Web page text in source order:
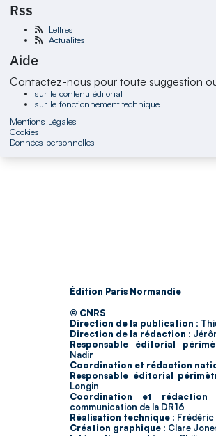
Rss
Lettres
Actualités
Aide
Contactez-nous pour toute suggestion
sur le contenu éditorial
sur le fonctionnement technique
Mentions Légales
Cookies
Données personnelles
Édition Paris Normandie
© CNRS
Direction de la publication :
Direction de la rédaction :
Responsable éditorial
Nadir
Coordination et rédaction
Responsable éditorial
Longin
Coordination et rédaction
communication de la DR16
Réalisation technique :
Création graphique : Clare